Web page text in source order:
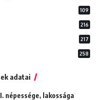
109
216
217
258
adatai
népessége, lakossága